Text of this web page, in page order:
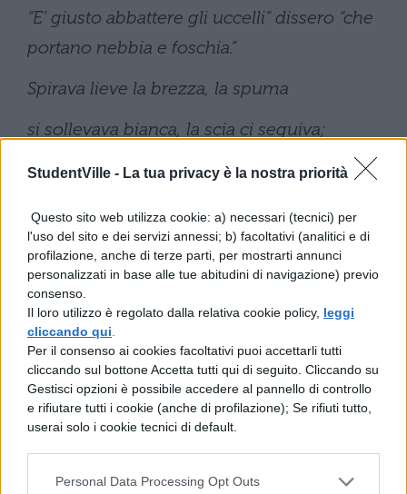
StudentVille - La tua privacy è la nostra priorità
Questo sito web utilizza cookie: a) necessari (tecnici) per
l'uso del sito e dei servizi annessi; b) facoltativi (analitici e di
profilazione, anche di terze parti, per mostrarti annunci
personalizzati in base alle tue abitudini di navigazione) previo
consenso.
Il loro utilizzo è regolato dalla relativa cookie policy, leggi
cliccando qui
Per il consenso ai cookies facoltativi puoi accettarli tutti
cliccando sul bottone Accetta tutti qui di seguito. Cliccando su
Gestisci opzioni è possibile accedere al pannello di controllo
e rifiutare tutti i cookie (anche di profilazione); Se rifiuti tutto,
userai solo i cookie tecnici di default.
Personal Data Processing Opt Outs
“E’ giusto abbattere gli uccelli” dissero “che
portano nebbia e foschia.”
Spirava lieve la brezza, la spuma
si sollevava bianca, la scia ci seguiva;
noi fummo i primi a irrompere
nel silenzioso mare.
La brezza cadde, caddero le vele:
fu triste, triste quanto poteva essere triste;
noi parlavamo solo per infrangere il silenzio
del mare!
In un cielo di rame
stava a picco a mezzogiorno sull’albero